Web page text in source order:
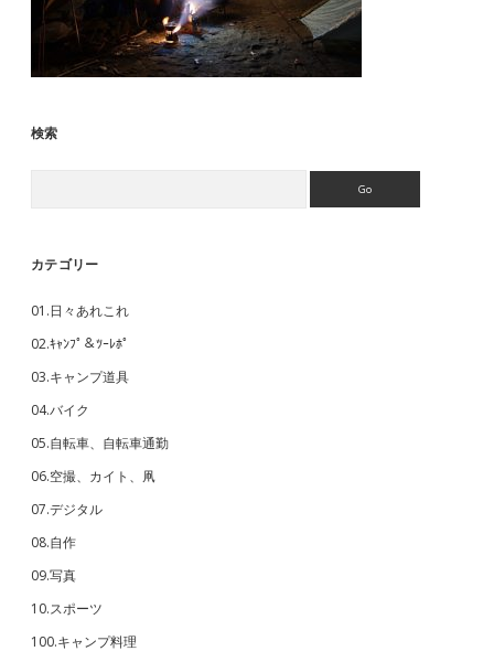
検索
カテゴリー
01.日々あれこれ
02.ｷｬﾝﾌﾟ＆ﾂｰﾚﾎﾟ
03.キャンプ道具
04.バイク
05.自転車、自転車通勤
06.空撮、カイト、凧
07.デジタル
08.自作
09.写真
10.スポーツ
100.キャンプ料理